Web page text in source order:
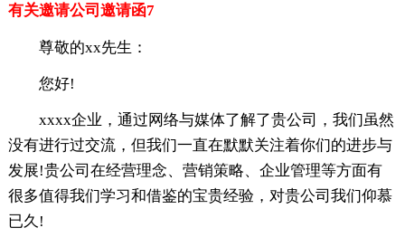
有关邀请公司邀请函7
尊敬的xx先生：
您好!
xxxx企业，通过网络与媒体了解了贵公司，我们虽然
没有进行过交流，但我们一直在默默关注着你们的进步与
发展!贵公司在经营理念、营销策略、企业管理等方面有
很多值得我们学习和借鉴的宝贵经验，对贵公司我们仰慕
已久!